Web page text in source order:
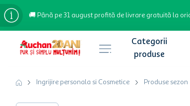
🚚 Până pe 31 august profită de livrare gratuită la
Ingrijire personala si Cosmetice Produse sezon